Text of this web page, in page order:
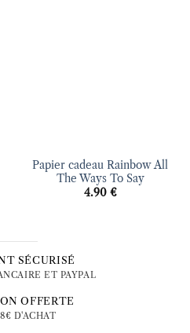
Papier cadeau Rainbow All
The Ways To Say
4.90 €
SÉCURISÉ
ET PAYPAL
OFFERTE
D'ACHAT